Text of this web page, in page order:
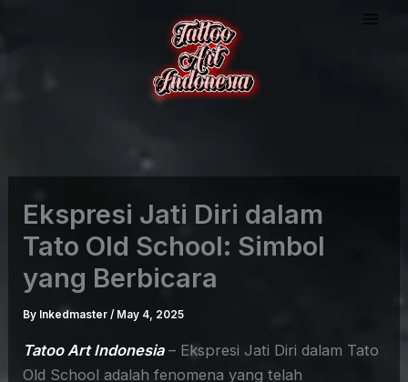
Ekspresi Jati Diri dalam
Tato Old School: Simbol
yang Berbicara
By Inkedmaster/ May 4, 2025
Tatoo Art Indonesia– Ekspresi Jati Diri dalam Tato
Old School adalah fenomena yang telah